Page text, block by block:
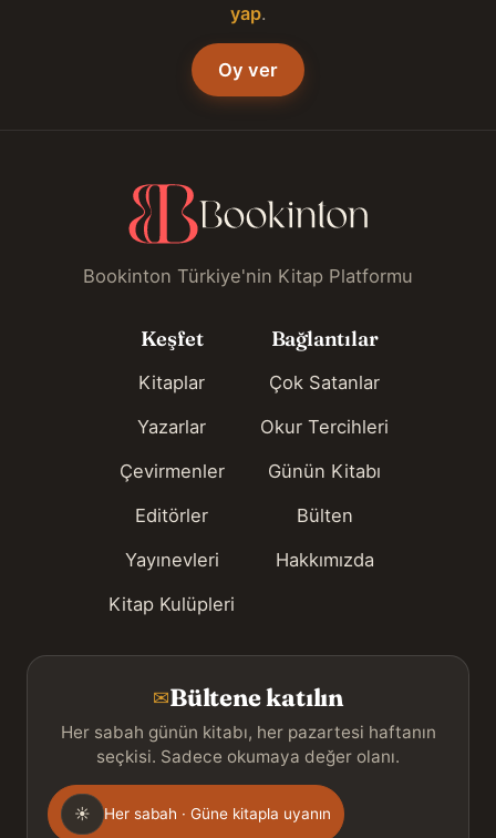
yap.
Oy ver
Bookinton Türkiye'nin Kitap Platformu
Keşfet
Kitaplar
Yazarlar
Çevirmenler
Editörler
Yayınevleri
Kitap Kulüpleri
Bağlantılar
Çok Satanlar
Okur Tercihleri
Günün Kitabı
Bülten
Hakkımızda
✉Bültene katılın
Her sabah günün kitabı, her pazartesi haftanın
seçkisi. Sadece okumaya değer olanı.
Gönderim
☀ Her sabah · Güne kitapla uyanın